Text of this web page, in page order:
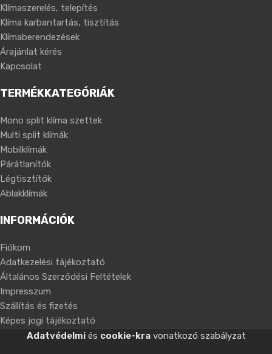
Klímaszerelés, telepítés
Klíma karbantartás, tisztítás
Klímaberendezések
Árajánlat kérés
Kapcsolat
TERMÉKKATEGÓRIÁK
Mono split klíma szettek
Multi split klímák
Mobilklímák
Párátlanítók
Légtisztítók
Ablakklímák
INFORMÁCIÓK
Fiókom
Adatkezelési tájékoztató
Általános Szerződési Feltételek
Impresszum
Szállítás és fizetés
Képes jogi tájékoztató
Adatvédelmiés cookie-kravonatkozó szabályzat